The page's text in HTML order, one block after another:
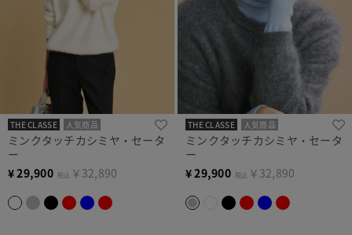
THE CLASSE 人気商品
ミンクタッチカシミヤ・セータ
ー
¥29,900 税込 ￥32,890
THE CLASSE 人気商品
ミンクタッチカシミヤ・セータ
ー
¥29,900 税込 ￥32,890